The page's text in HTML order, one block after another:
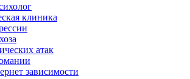
клиника
атак
зависимости